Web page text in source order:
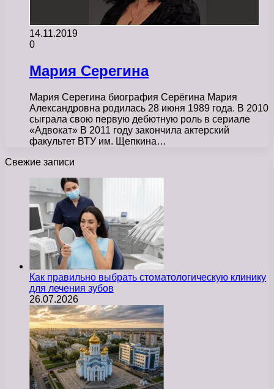
14.11.2019
0
Мария Серегина
Мария Серегина биография Серёгина Мария
Александровна родилась 28 июня 1989 года. В 2010
сыграла свою первую дебютную роль в сериале
«Адвокат» В 2011 году закончила актерский
факультет ВТУ им. Щепкина…
Свежие записи
Как правильно выбрать стоматологическую клинику
для лечения зубов
26.07.2026